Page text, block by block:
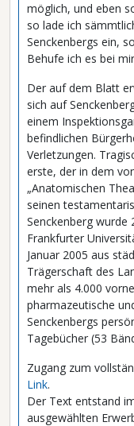
möglich, und eben
so lade ich
Senckenbergs ein,
Behufe ich es bei
Der auf dem Blatt
sich auf
einem
befindlichen
Verletzungen.
erste, der in dem
„Anatomischen
seinen
Senckenberg wurde
Frankfurter
Januar 2005 aus
Trägerschaft des
mehr als 4.000
pharmazeutische
Senckenbergs
Tagebücher (53
Zugang zum
Link.
Der Text entstand
ausgewählten